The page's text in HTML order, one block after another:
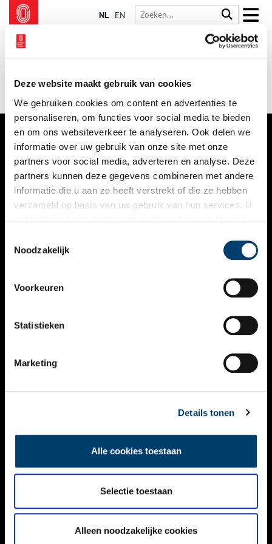
Deze website maakt gebruik van cookies
We gebruiken cookies om content en advertenties te
personaliseren, om functies voor social media te bieden
en om ons websiteverkeer te analyseren. Ook delen we
informatie over uw gebruik van onze site met onze
partners voor social media, adverteren en analyse. Deze
partners kunnen deze gegevens combineren met andere
informatie die u aan ze heeft verstrekt of die ze hebben
verzameld op basis van uw gebruik van hun services. U
Noodzakelijk
Voorkeuren
Statistieken
Marketing
Details tonen
Alle cookies toestaan
Selectie toestaan
Alleen noodzakelijke cookies
NL EN
VERHALEN
NIEUWS
KALENDER
ACTIVITEITEN
NIEUWSBRIEF
DISCLAIMER
TOEGANKELIJKHEID
Volg ONH op social media